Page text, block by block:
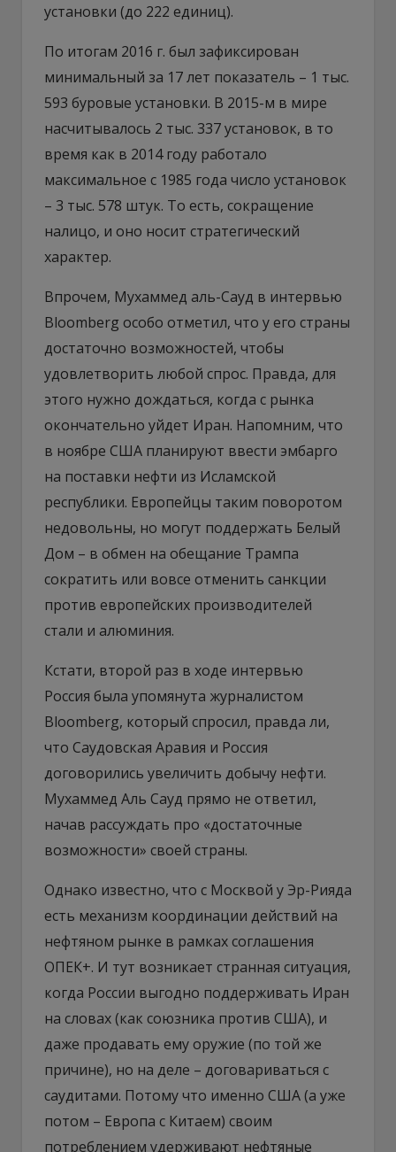
установки (до 222 единиц).
По итогам 2016 г. был зафиксирован
минимальный за 17 лет показатель – 1 тыс.
593 буровые установки. В 2015-м в мире
насчитывалось 2 тыс. 337 установок, в то
время как в 2014 году работало
максимальное с 1985 года число установок
– 3 тыс. 578 штук. То есть, сокращение
налицо, и оно носит стратегический
характер.
Впрочем, Мухаммед аль-Сауд в интервью
Bloomberg особо отметил, что у его страны
достаточно возможностей, чтобы
удовлетворить любой спрос. Правда, для
этого нужно дождаться, когда с рынка
окончательно уйдет Иран. Напомним, что
в ноябре США планируют ввести эмбарго
на поставки нефти из Исламской
республики. Европейцы таким поворотом
недовольны, но могут поддержать Белый
Дом – в обмен на обещание Трампа
сократить или вовсе отменить санкции
против европейских производителей
стали и алюминия.
Кстати, второй раз в ходе интервью
Россия была упомянута журналистом
Bloomberg, который спросил, правда ли,
что Саудовская Аравия и Россия
договорились увеличить добычу нефти.
Мухаммед Аль Сауд прямо не ответил,
начав рассуждать про «достаточные
возможности» своей страны.
Однако известно, что с Москвой у Эр-Рияда
есть механизм координации действий на
нефтяном рынке в рамках соглашения
ОПЕК+. И тут возникает странная ситуация,
когда России выгодно поддерживать Иран
на словах (как союзника против США), и
даже продавать ему оружие (по той же
причине), но на деле – договариваться с
саудитами. Потому что именно США (а уже
потом – Европа с Китаем) своим
потреблением удерживают нефтяные